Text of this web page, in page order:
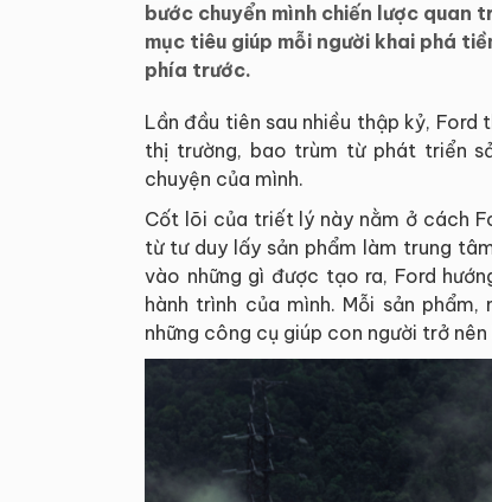
bước chuyển mình chiến lược
mục tiêu giúp mỗi người khai phá
phía trước.
Lần đầu tiên sau nhiều thập kỷ,
thị trường, bao trùm từ phát triển
chuyện của mình.
Cốt lõi của triết lý này nằm ở cách
từ tư duy lấy sản phẩm làm trung
vào những gì được tạo ra, Ford
hành trình của mình. Mỗi sản
những công cụ giúp con người trở